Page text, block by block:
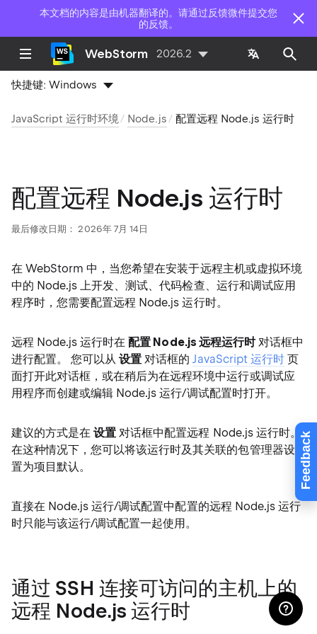
本文档的内容是由机器翻译的。请通过反馈微件提交您
的反馈。
Feedback
WebStorm 2026.2
快捷键:Windows
JavaScript 运行时环境 Node.js 配置远程 Node.js 运行时
配置远程 Node.js 运行时
最后修改日期： 2026年 7月 14日
在 WebStorm 中，当您希望在安装于远程主机或虚拟环境
中的 Node.js 上开发、测试、代码检查、运行和调试应用
程序时，您需要配置远程 Node.js 运行时。
远程 Node.js 运行时在配置 Node.js 远程运行时对话框中
进行配置。 您可以从设置 对话框的JavaScript 运行时页
面打开此对话框，或在稍后为在远程环境中运行或调试应
用程序而创建或编辑 Node.js 运行/调试配置时打开。
建议的方式是在设置 对话框中配置远程 Node.js 运行时。
在这种情况下，您可以将该运行时及其关联的包管理器设
置为项目默认。
直接在 Node.js 运行/调试配置中配置的远程 Node.js 运行
时只能与该运行/调试配置一起使用。
通过 SSH 连接可访问的主机上的
远程 Node.js 运行时